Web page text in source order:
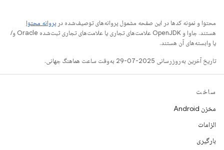
محتوا و نمونه کدها در این صفحه مشمول پروانه‌های توصیف‌شده در پروانه محتوا
هستند. جاوا و OpenJDK علامت‌های تجاری یا علامت‌های تجاری ثبت‌شده Oracle و/
یا وابسته‌های آن هستند.
تاریخ آخرین به‌روزرسانی 2025-07-29 به‌وقت ساعت هماهنگ جهانی.
ساخت
مخزن Android
الزامات
بارگیری